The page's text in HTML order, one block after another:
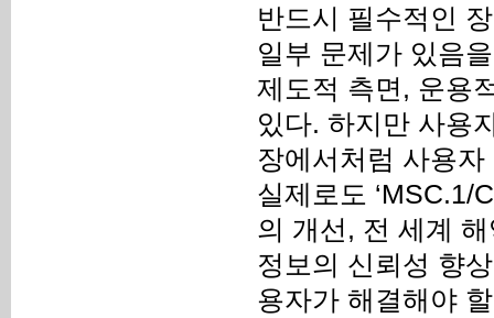
반드시 필수적인
일부 문제가 있음
제도적 측면, 운용
있다. 하지만 사용
장에서처럼 사용
실제로도 ‘MSC.1/
의 개선, 전 세계
정보의 신뢰성 향
용자가 해결해야